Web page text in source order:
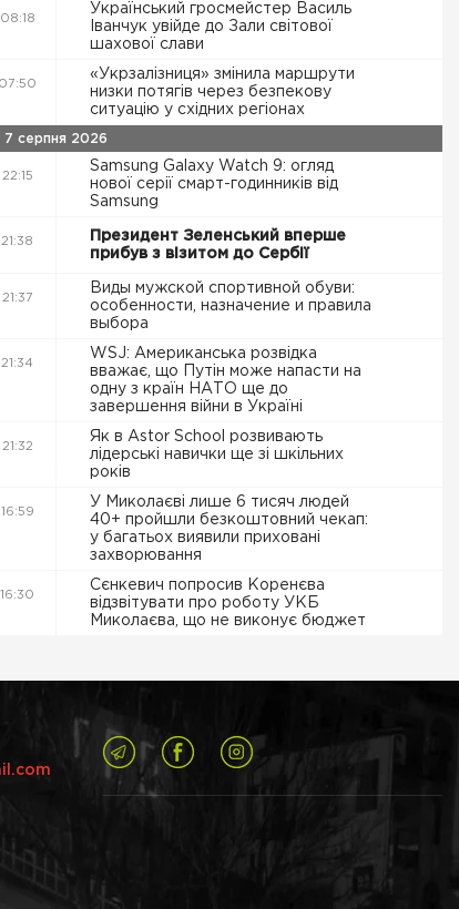
08:18
Український гросмейстер Василь
Іванчук увійде до Зали світової
шахової слави
07:50
«Укрзалізниця» змінила маршрути
низки потягів через безпекову
ситуацію у східних регіонах
7 серпня 2026
22:15
Samsung Galaxy Watch 9: огляд
нової серії смарт-годинників від
Samsung
21:38
Президент Зеленський вперше
прибув з візитом до Сербії
21:37
Виды мужской спортивной обуви:
особенности, назначение и правила
выбора
21:34
WSJ: Американська розвідка
вважає, що Путін може напасти на
одну з країн НАТО ще до
завершення війни в Україні
21:32
Як в Astor School розвивають
лідерські навички ще зі шкільних
років
16:59
У Миколаєві лише 6 тисяч людей
40+ пройшли безкоштовний чекап:
у багатьох виявили приховані
захворювання
16:30
Сєнкевич попросив Коренєва
відзвітувати про роботу УКБ
Миколаєва, що не виконує бюджет